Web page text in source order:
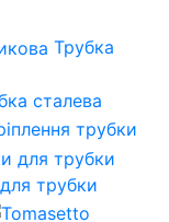
Трубка
сталева
трубки
трубки